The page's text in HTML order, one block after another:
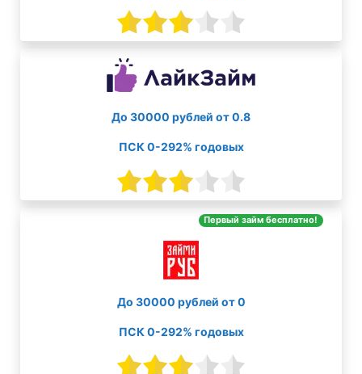
До 30000 рублей от 0.8
ПСК 0-292% годовых
Первый займ бесплатно!
До 30000 рублей от 0
ПСК 0-292% годовых